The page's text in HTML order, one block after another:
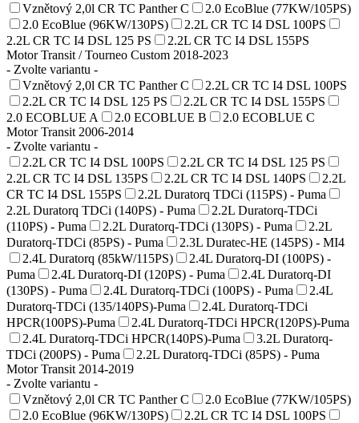
Vznětový 2,0l CR TC Panther C
2.0 EcoBlue (77KW/105PS)
2.0 EcoBlue (96KW/130PS)
2.2L CR TC I4 DSL 100PS
2.2L CR TC I4 DSL 125 PS
2.2L CR TC I4 DSL 155PS
Motor Transit / Tourneo Custom 2018-2023
- Zvolte variantu -
Vznětový 2,0l CR TC Panther C
2.2L CR TC I4 DSL 100PS
2.2L CR TC I4 DSL 125 PS
2.2L CR TC I4 DSL 155PS
2.0 ECOBLUE A
2.0 ECOBLUE B
2.0 ECOBLUE C
Motor Transit 2006-2014
- Zvolte variantu -
2.2L CR TC I4 DSL 100PS
2.2L CR TC I4 DSL 125 PS
2.2L CR TC I4 DSL 135PS
2.2L CR TC I4 DSL 140PS
2.2L
CR TC I4 DSL 155PS
2.2L Duratorq TDCi (115PS) - Puma
2.2L Duratorq TDCi (140PS) - Puma
2.2L Duratorq-TDCi
(110PS) - Puma
2.2L Duratorq-TDCi (130PS) - Puma
2.2L
Duratorq-TDCi (85PS) - Puma
2.3L Duratec-HE (145PS) - MI4
2.4L Duratorq (85kW/115PS)
2.4L Duratorq-DI (100PS) -
Puma
2.4L Duratorq-DI (120PS) - Puma
2.4L Duratorq-DI
(130PS) - Puma
2.4L Duratorq-TDCi (100PS) - Puma
2.4L
Duratorq-TDCi (135/140PS)-Puma
2.4L Duratorq-TDCi
HPCR(100PS)-Puma
2.4L Duratorq-TDCi HPCR(120PS)-Puma
2.4L Duratorq-TDCi HPCR(140PS)-Puma
3.2L Duratorq-
TDCi (200PS) - Puma
2.2L Duratorq-TDCi (85PS) - Puma
Motor Transit 2014-2019
- Zvolte variantu -
Vznětový 2,0l CR TC Panther C
2.0 EcoBlue (77KW/105PS)
2.0 EcoBlue (96KW/130PS)
2.2L CR TC I4 DSL 100PS